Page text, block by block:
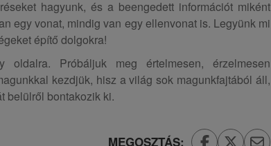
hagyunk, és a beengedett információt miként
egy vonat, mindig van egy ellenvonat is. Legyünk mi
építő dolgokra!
Próbáljuk meg értelmesen, érzelmesen
kezdjük, hisz a világ sok magunkfajtából áll,
belülről bontakozik ki.
MEGOSZTÁS: